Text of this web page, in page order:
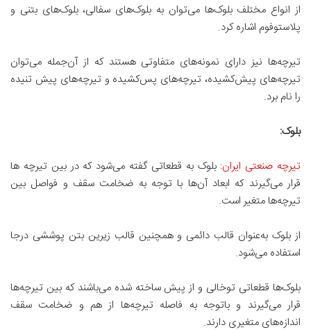
از انواع مختلف بلوک‌ها می‌توان به بلوک‌های سفالی، بلوک‌های بتنی و
پلاستوفوم اشاره کرد.
تیرچه‌ها نیز دارای نمونه‌های متفاوتی هستند که از آن‌جمله می‌توان
تیرچه‌های پیش‌کشیده، تیرچه‌های پس‌کشیده و تیرچه‌های پیش تنیده
را نام برد.
بلوک:
تیرچه صنعتی ایران: بلوک به قطعاتی گفته می‌شود که در بین تیرچه ها
قرار می‌گیرند که ابعاد آن‌ها با توجه به ضخامت سقف و فواصل بین
تیرچه‌ها متغیر است.
از بلوک به‌عنوان قالب دائمی‌ و همچنین قالب زیرین بتن پوششی درجا
استفاده می‌شود.
بلوک‌ها قطعاتی توخالی و از پیش ساخته شده می‌باشند که بین تیرچه‌ها
قرار می‌گیرند و باتوجه به فاصله تیرچه‌ها از هم و ضخامت سقف
اندازه‌های متغیری دارند.